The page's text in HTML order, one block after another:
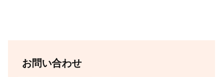
お問い合わせ